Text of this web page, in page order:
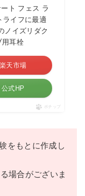
ト フェス ラ
ライフに最適
ノイズリダク
用耳栓
楽天市場
公式HP
ポチップ
をもとに作成し
場合がございま